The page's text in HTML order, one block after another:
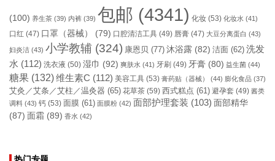
(100) 养生茶 (39) 内裤 (39) 包邮 (4341) 化妆 (53) 化妆水 (41)
口红 (47) 口罩（器械） (79) 口腔清洁工具 (49) 唇膏 (47) 大豆分离蛋白 (43)
妇炎洁 (43) 小学教辅 (324) 康恩贝 (77) 沐浴露 (82) 洁面 (62) 洗发
水 (112) 洗衣液 (50) 湿巾 (92) 爽肤水 (41) 牙刷 (49) 牙膏 (80) 益生菌 (44)
糖果 (132)维生素C (112) 美容工具 (53) 膏药贴（器械） (44) 膨化食品 (37)
艾灸／艾条／艾柱／温灸器 (65) 花草茶 (59) 西式糕点 (61) 避孕套 (49) 酱类
调料 (43) 钙 (53) 面膜 (61) 面膜粉 (42) 面部护理套装 (103) 面部精华
(87) 面霜 (89) 香水 (42)
热门专题